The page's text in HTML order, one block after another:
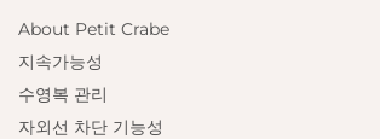
About Petit Crabe
지속가능성
수영복 관리
자외선 차단 기능성